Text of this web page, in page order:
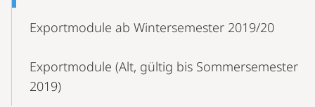
Exportmodule ab Wintersemester 2019/20
Exportmodule (Alt, gültig bis Sommersemester
2019)